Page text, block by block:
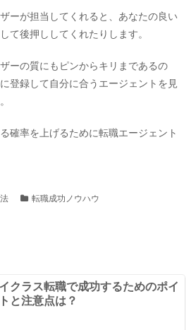
ーが担当してくれると、あなたの良い
て後押ししてくれたりします。
ーの質にもピンからキリまであるの
登録して自分に合うエージェントを見
確率を上げるために転職エージェント
転職成功ノウハウ
クラス転職で成功するためのポイ
と注意点は？